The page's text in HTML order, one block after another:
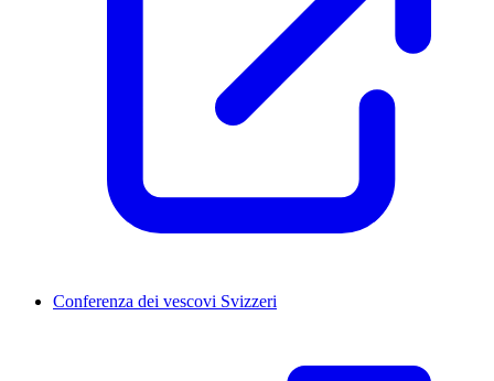
Conferenza dei vescovi Svizzeri